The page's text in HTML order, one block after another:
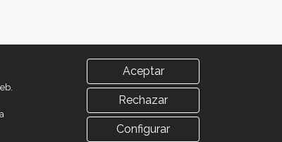
Aceptar
Rechazar
Configurar